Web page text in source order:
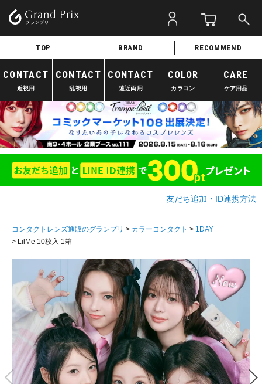
TOP BRAND RECOMMEND
CONTACT
近視用
CONTACT
乱視用
CONTACT
遠近両用
COLOR
カラコン
CARE
ケア用品
友だち追加・ID連携方法
コンタクトレンズ通販のグランプリ カラーコンタクト
1DAY
LilMe 10枚入 1箱